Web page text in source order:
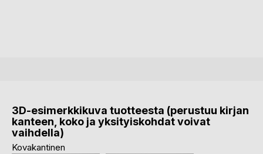
3D-esimerkkikuva tuotteesta (perustuu kirjan
kanteen, koko ja yksityiskohdat voivat
vaihdella)
Kovakantinen